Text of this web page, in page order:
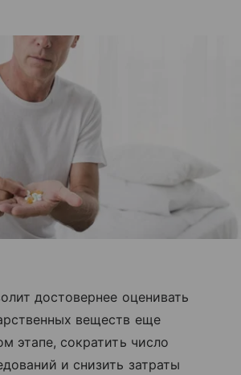
достовернее оценивать
веществ еще
этапе, сократить число
и снизить затраты